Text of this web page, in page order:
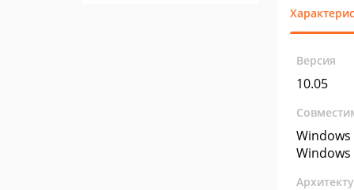
Версия
10.05
Windows
Windows